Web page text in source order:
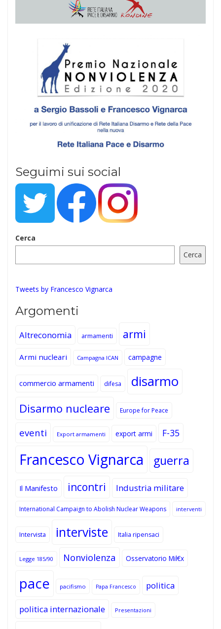
Seguimi sui social
Cerca
Cerca
Tweets by Francesco Vignarca
Argomenti
Altreconomia armamenti armi
Armi nucleari Campagna ICAN campagne
commercio armamenti difesa disarmo
Disarmo nucleare Europe for Peace
eventi Export armamenti export armi F-35
Francesco Vignarca guerra
Il Manifesto incontri Industria militare
International Campaign to Abolish Nuclear Weapons interventi
Intervista interviste Italia ripensaci
Legge 185/90 Nonviolenza Osservatorio Mil€x
pace pacifismo Papa Francesco politica
politica internazionale Presentazioni